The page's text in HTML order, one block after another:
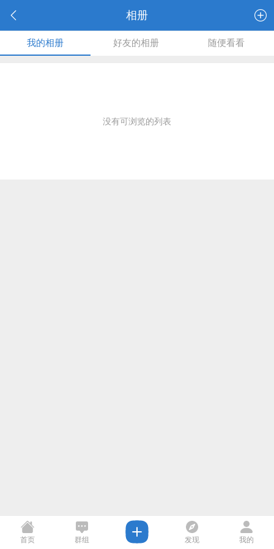
相册
我的相册 好友的相册 随便看看
没有可浏览的列表
首页 群组 发现 我的